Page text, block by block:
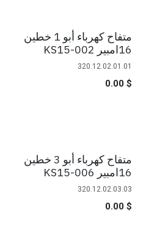
متفاح كهرباء أبو 1 خطين
16امبير KS15-002
320.12.02.01.01
$
0.00
متفاح كهرباء أبو 3 خطين
16امبير KS15-006
320.12.02.03.03
$
0.00